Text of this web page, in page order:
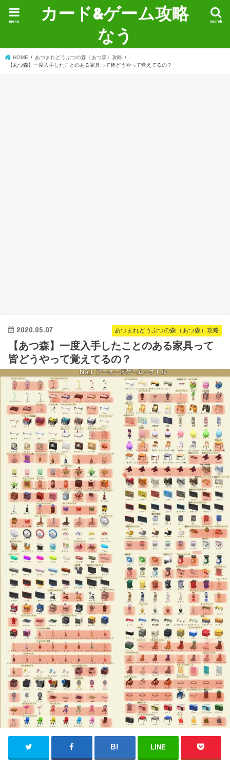
カード&ゲーム攻略
なう
search
menu
HOME
あつまれどうぶつの森（あつ森）攻略
【あつ森】一度入手したことのある家具って皆どうやって覚えてるの？
あつまれどうぶつの森（あつ森）攻略
2020.05.07
【あつ森】一度入手したことのある家具って
皆どうやって覚えてるの？
LINE